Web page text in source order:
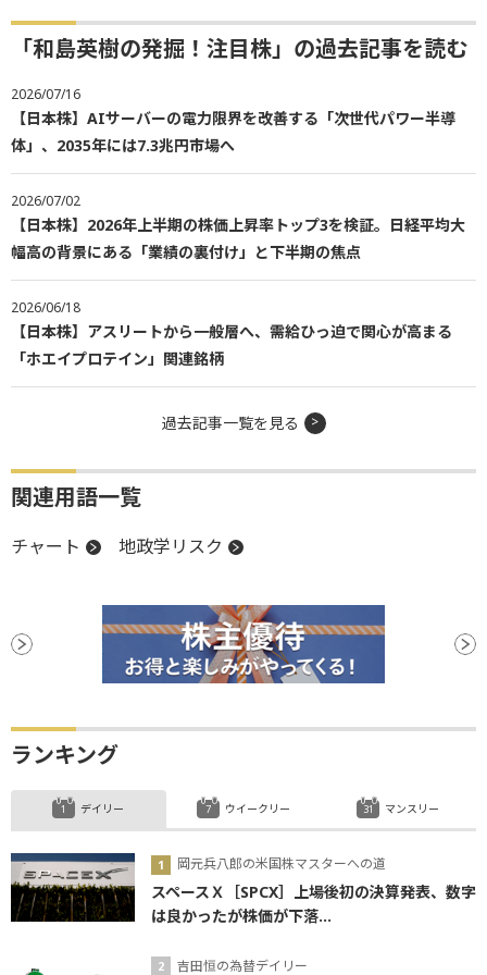
「和島英樹の発掘！注目株」の過去記事を読む
2026/07/16
【日本株】AIサーバーの電力限界を改善する「次世代パワー半導
体」、2035年には7.3兆円市場へ
2026/07/02
【日本株】2026年上半期の株価上昇率トップ3を検証。日経平均大
幅高の背景にある「業績の裏付け」と下半期の焦点
2026/06/18
【日本株】アスリートから一般層へ、需給ひっ迫で関心が高まる
「ホエイプロテイン」関連銘柄
過去記事一覧を見る
関連用語一覧
チャート 地政学リスク
ランキング
デイリー
岡元兵八郎の米国株マスターへの道
スペースＸ［SPCX］上場後初の決算発表、数字
は良かったが株価が下落...
吉田恒の為替デイリー
ウイークリー マンスリー